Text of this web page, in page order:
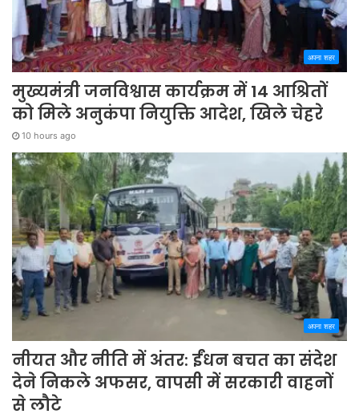
अपना शहर
मुख्यमंत्री जनविश्वास कार्यक्रम में 14 आश्रितों
को मिले अनुकंपा नियुक्ति आदेश, खिले चेहरे
10 hours ago
अपना शहर
नीयत और नीति में अंतर: ईंधन बचत का संदेश
देने निकले अफसर, वापसी में सरकारी वाहनों
से लौटे